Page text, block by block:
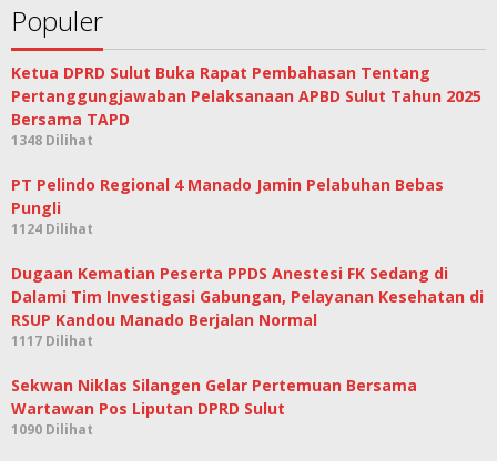
Populer
Ketua DPRD Sulut Buka Rapat Pembahasan Tentang
Pertanggungjawaban Pelaksanaan APBD Sulut Tahun 2025
Bersama TAPD
1348 Dilihat
PT Pelindo Regional 4 Manado Jamin Pelabuhan Bebas
Pungli
1124 Dilihat
Dugaan Kematian Peserta PPDS Anestesi FK Sedang di
Dalami Tim Investigasi Gabungan, Pelayanan Kesehatan di
RSUP Kandou Manado Berjalan Normal
1117 Dilihat
Sekwan Niklas Silangen Gelar Pertemuan Bersama
Wartawan Pos Liputan DPRD Sulut
1090 Dilihat